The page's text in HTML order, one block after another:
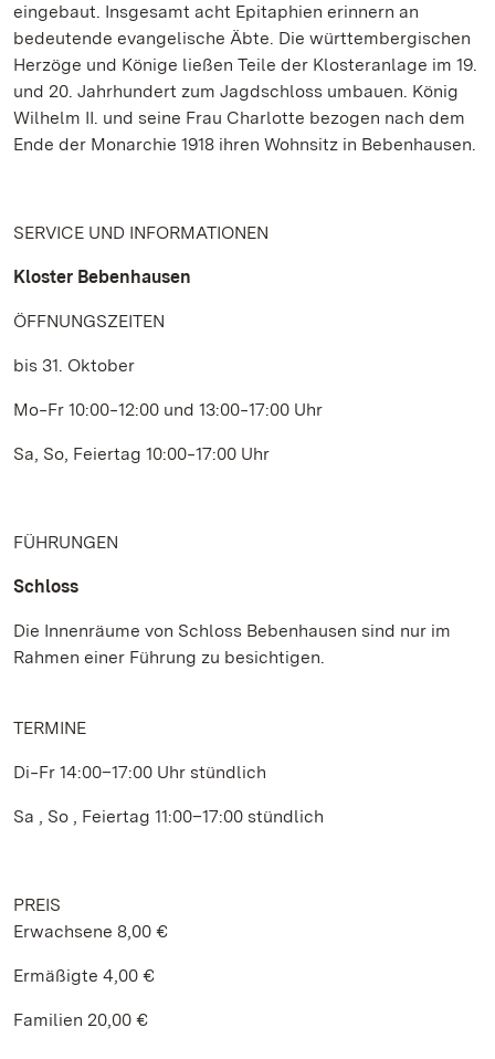
eingebaut. Insgesamt acht Epitaphien erinnern an
bedeutende evangelische Äbte. Die württembergischen
Herzöge und Könige ließen Teile der Klosteranlage im 19.
und 20. Jahrhundert zum Jagdschloss umbauen. König
Wilhelm II. und seine Frau Charlotte bezogen nach dem
Ende der Monarchie 1918 ihren Wohnsitz in Bebenhausen.
SERVICE UND INFORMATIONEN
Kloster Bebenhausen
ÖFFNUNGSZEITEN
bis 31. Oktober
Mo‒Fr 10:00‒12:00 und 13:00‒17:00 Uhr
Sa, So, Feiertag 10:00‒17:00 Uhr
FÜHRUNGEN
Schloss
Die Innenräume von Schloss Bebenhausen sind nur im
Rahmen einer Führung zu besichtigen.
TERMINE
Di‒Fr 14:00–17:00 Uhr stündlich
Sa , So , Feiertag 11:00–17:00 stündlich
PREIS
Erwachsene 8,00 €
Ermäßigte 4,00 €
Familien 20,00 €